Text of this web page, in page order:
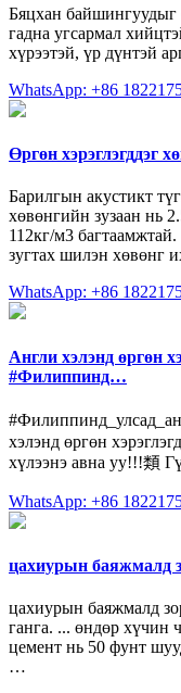
Бяцхан байшингуудыг
гадна угсармал
хүрээтэй, үр дүнтэй
WhatsApp: +86
Өргөн хэрэглэгддэг
Барилгын акустикт
хөвөнгийн зузаан нь
112кг/м3
зугтах шилэн хөвөнг
WhatsApp: +86
Англи хэлэнд өргөн
#Филиппинд…
хэлэнд өргөн
хүлээнэ авна уу!!!類
WhatsApp: +86
цахиурын баяжмалд
цахиурын баяжмалд
ганга. ... өндөр хүчин
цемент нь 50 фунт
…